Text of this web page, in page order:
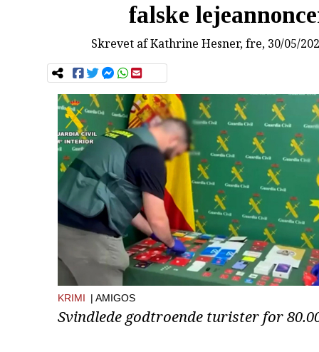
falske
Skrevet afKathrine Hesner, fre, 30/05/
KRIMI | AMIGOS
Svindlede godtroende turister for